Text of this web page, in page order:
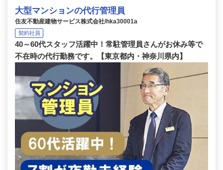
大型マンションの代行管理員
住友不動産建物サービス株式会社/hka30001a
契約社員
40～60代スタッフ活躍中！常駐管理員さんがお休み等で
不在時の代行勤務です。【東京都内・神奈川県内】